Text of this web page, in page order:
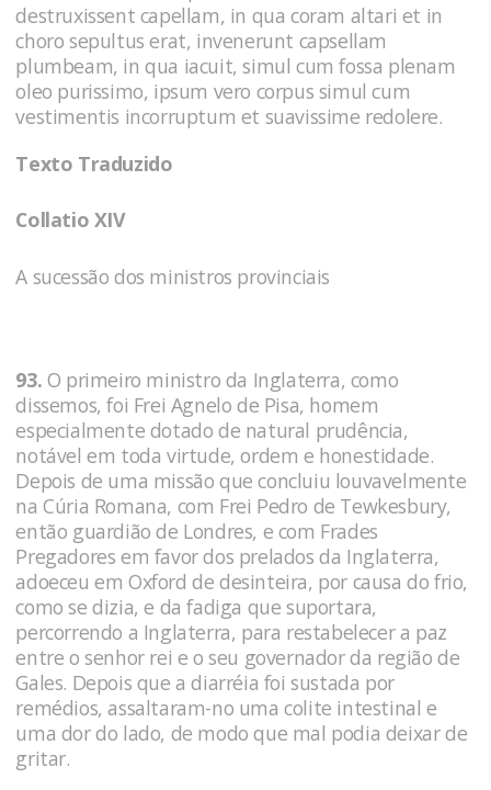
destruxissent capellam, in qua coram altari et in
choro sepultus erat, invenerunt capsellam
plumbeam, in qua iacuit, simul cum fossa plenam
oleo purissimo, ipsum vero corpus simul cum
vestimentis incorruptum et suavissime redolere.
Texto Traduzido
Collatio XIV
A sucessão dos ministros provinciais
93. O primeiro ministro da Inglaterra, como
dissemos, foi Frei Agnelo de Pisa, homem
especialmente dotado de natural prudência,
notável em toda virtude, ordem e honestidade.
Depois de uma missão que concluiu louvavelmente
na Cúria Romana, com Frei Pedro de Tewkesbury,
então guardião de Londres, e com Frades
Pregadores em favor dos prelados da Inglaterra,
adoeceu em Oxford de desinteira, por causa do frio,
como se dizia, e da fadiga que suportara,
percorrendo a Inglaterra, para restabelecer a paz
entre o senhor rei e o seu governador da região de
Gales. Depois que a diarréia foi sustada por
remédios, assaltaram-no uma colite intestinal e
uma dor do lado, de modo que mal podia deixar de
gritar.